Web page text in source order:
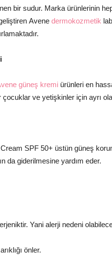
bir sudur. Marka ürünlerinin
Avene dermokozmetik
güneş kremi ürünleri en
ve yetişkinler için ayrı
SPF 50+ üstün güneş
da giderilmesine yardım eder.
Yani alerji nedeni
önler.